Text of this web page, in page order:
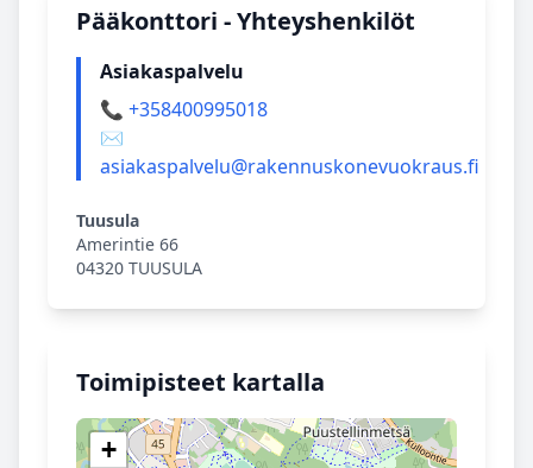
Pääkonttori - Yhteyshenkilöt
Asiakaspalvelu
📞 +358400995018
✉️
asiakaspalvelu@rakennuskonevuokraus.fi
Tuusula
Amerintie 66
04320 TUUSULA
Toimipisteet kartalla
+